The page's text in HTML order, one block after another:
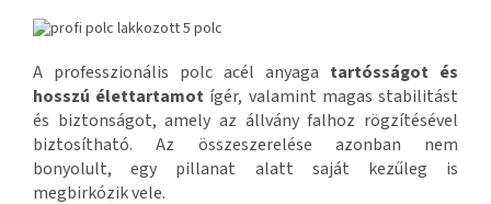
A professzionális polc acél anyaga tartósságot és
hosszú élettartamot ígér, valamint magas stabilitást
és biztonságot, amely az állvány falhoz rögzítésével
biztosítható. Az összeszerelése azonban nem
bonyolult, egy pillanat alatt saját kezűleg is
megbirkózik vele.